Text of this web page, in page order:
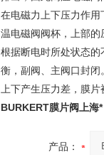
在电磁力上下压力作
温电磁阀阀杯，上部的
根据断电时所处状态
衡，副阀、主阀口封
上下产生压力差，膜
BURKERT膜片阀上海*
产品：